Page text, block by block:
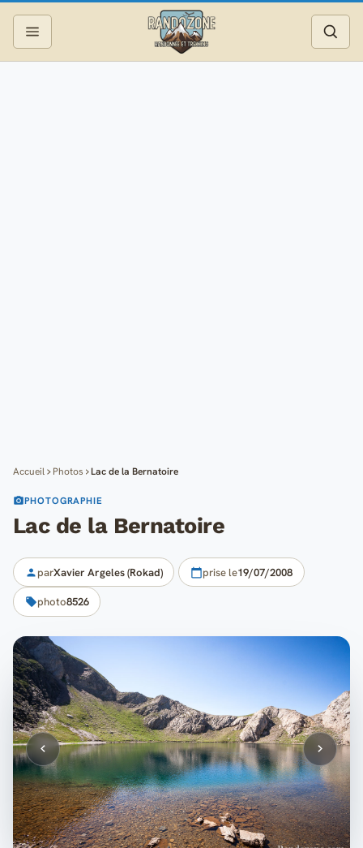
Accueil Photos Lac de la Bernatoire
PHOTOGRAPHIE
Lac de la Bernatoire
parXavier Argeles (Rokad) prise le19/07/2008
photo8526